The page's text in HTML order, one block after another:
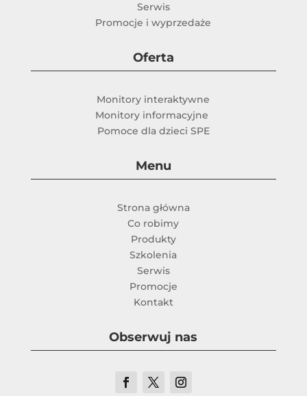
Serwis
Promocje i wyprzedaże
Oferta
Monitory interaktywne
Monitory informacyjne
Pomoce dla dzieci SPE
Menu
Strona główna
Co robimy
Produkty
Szkolenia
Serwis
Promocje
Kontakt
Obserwuj nas